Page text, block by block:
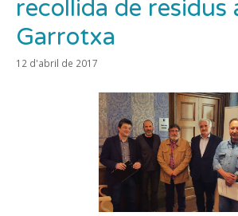
recollida de residus
Garrotxa
12 d'abril de 2017